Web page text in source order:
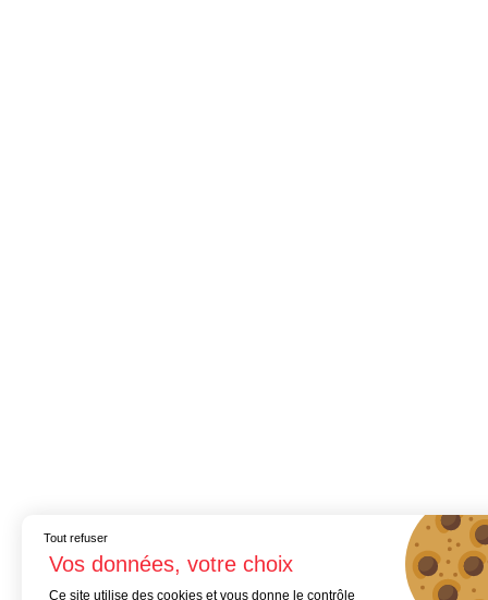
Ce site utilise des cookies et vous donne le contrôle
Tout refuser